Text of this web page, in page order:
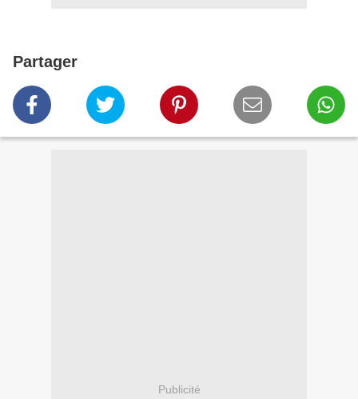
Partager
Publicité